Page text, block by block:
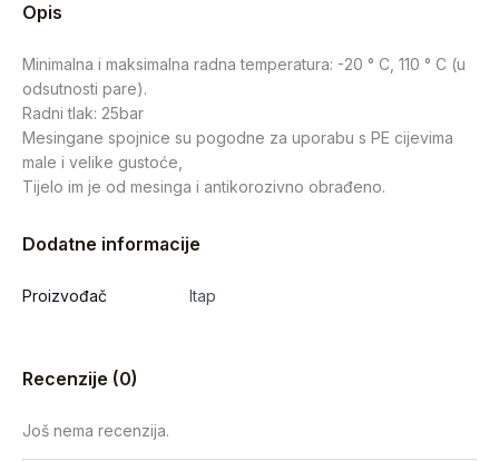
Opis
Minimalna i maksimalna radna temperatura: -20 ° C, 110 ° C (u
odsutnosti pare).
Radni tlak: 25bar
Mesingane spojnice su pogodne za uporabu s PE cijevima
male i velike gustoće,
Tijelo im je od mesinga i antikorozivno obrađeno.
Dodatne informacije
Proizvođač Itap
Recenzije (0)
Još nema recenzija.